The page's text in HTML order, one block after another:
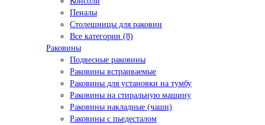
Пеналы
Столешницы для раковин
Все категории (8)
Раковины
Подвесные раковины
Раковины встраиваемые
Раковины для установки на тумбу
Раковины на стиральную машину
Раковины накладные (чаши)
Раковины с пьедесталом